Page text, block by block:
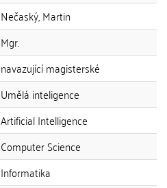
Nečaský, Martin
Mgr.
navazující magisterské
Umělá inteligence
Artificial Intelligence
Computer Science
Informatika